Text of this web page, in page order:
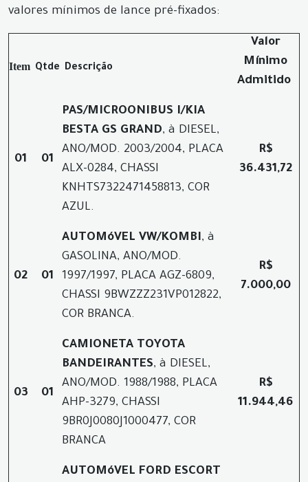
valores mínimos de lance pré-fixados:
Item Qtde Descrição
Valor
Mínimo
Admitido
01 01
PAS/MICROONIBUS I/KIA
BESTA GS GRAND, à DIESEL,
ANO/MOD. 2003/2004, PLACA
ALX-0284, CHASSI
KNHTS7322471458813, COR
AZUL.
R$
36.431,72
02 01
AUTOMóVEL VW/KOMBI, à
GASOLINA, ANO/MOD.
1997/1997, PLACA AGZ-6809,
CHASSI 9BWZZZ231VP012822,
COR BRANCA.
R$
7.000,00
03 01
CAMIONETA TOYOTA
BANDEIRANTES, à DIESEL,
ANO/MOD. 1988/1988, PLACA
AHP-3279, CHASSI
9BR0J0080J1000477, COR
BRANCA
R$
11.944,46
AUTOMóVEL FORD ESCORT